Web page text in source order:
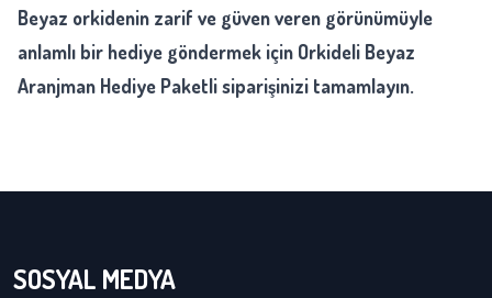
Beyaz orkidenin zarif ve güven veren görünümüyle
anlamlı bir hediye göndermek için Orkideli Beyaz
Aranjman Hediye Paketli siparişinizi tamamlayın.
SOSYAL MEDYA